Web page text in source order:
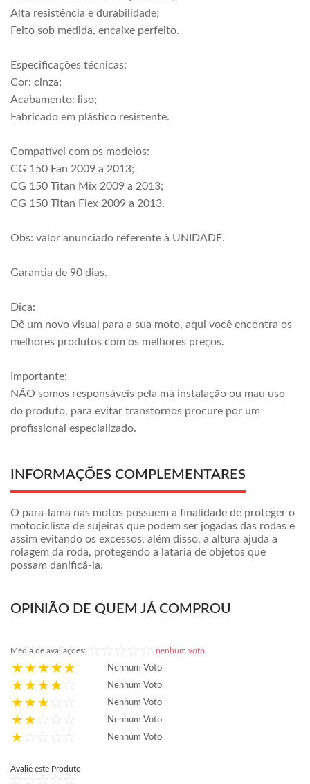
Alta resistência e durabilidade;
Feito sob medida, encaixe perfeito.
Especificações técnicas:
Cor: cinza;
Acabamento: liso;
Fabricado em plástico resistente.
Compatível com os modelos:
CG 150 Fan 2009 a 2013;
CG 150 Titan Mix 2009 a 2013;
CG 150 Titan Flex 2009 a 2013.
Obs: valor anunciado referente à UNIDADE.
Garantia de 90 dias.
Dica:
Dê um novo visual para a sua moto, aqui você encontra os
melhores produtos com os melhores preços.
Importante:
NÃO somos responsáveis pela má instalação ou mau uso
do produto, para evitar transtornos procure por um
profissional especializado.
INFORMAÇÕES COMPLEMENTARES
O para-lama nas motos possuem a finalidade de proteger o
motociclista de sujeiras que podem ser jogadas das rodas e
assim evitando os excessos, além disso, a altura ajuda a
rolagem da roda, protegendo a lataria de objetos que
possam danificá-la.
OPINIÃO DE QUEM JÁ COMPROU
Média de avaliações: nenhum voto
Nenhum Voto
Nenhum Voto
Nenhum Voto
Nenhum Voto
Nenhum Voto
Avalie este Produto